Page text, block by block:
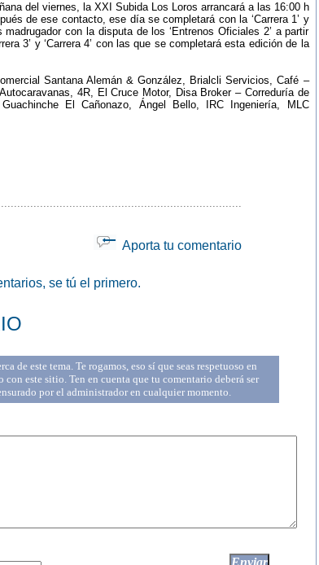
del viernes, la XXI Subida Los Loros arrancará a las 16:00 h
de ese contacto, ese día se completará con la ‘Carrera 1’ y
con la disputa de los ‘Entrenos Oficiales 2’ a partir
3’ y ‘Carrera 4’ con las que se completará esta edición de la
Santana Alemán & González, Brialcli Servicios, Café –
4R, El Cruce Motor, Disa Broker – Correduría de
El Cañonazo, Ángel Bello, IRC Ingeniería, MLC
Aporta tu comentario
se tú el primero.
de este tema. Te rogamos, eso sí que seas respetuoso en
este sitio. Ten en cuenta que tu comentario deberá ser
por el administrador en cualquier momento.